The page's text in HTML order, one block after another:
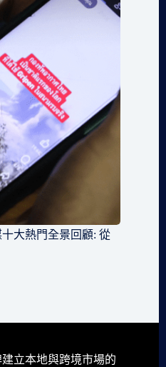
十大熱門全景回顧: 從
立本地與跨境市場的